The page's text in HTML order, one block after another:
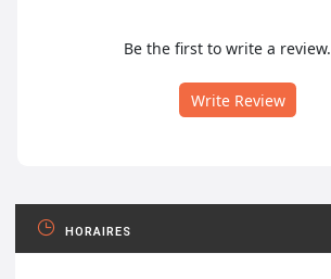
Be the first to write a review.
Write Review
HORAIRES